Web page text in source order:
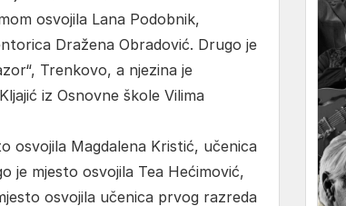
osvojila Lana Podobnik,
Dražena Obradović. Drugo je
Trenkovo, a njezina je
iz Osnovne škole Vilima
osvojila Magdalena Kristić, učenica
je mjesto osvojila Tea Hećimović,
osvojila učenica prvog razreda